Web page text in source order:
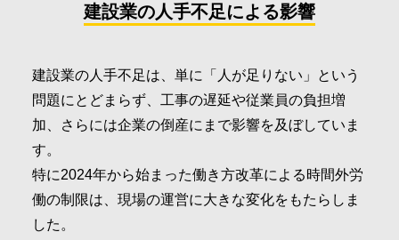
建設業の人手不足による影響
建設業の人手不足は、単に「人が足りない」という
問題にとどまらず、工事の遅延や従業員の負担増
加、さらには企業の倒産にまで影響を及ぼしていま
す。
特に2024年から始まった働き方改革による時間外労
働の制限は、現場の運営に大きな変化をもたらしま
した。